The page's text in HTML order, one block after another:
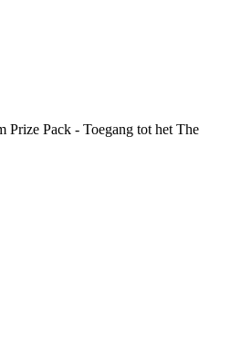
Pack - Toegang tot het The